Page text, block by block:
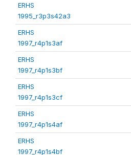
ERHS
1995_r3p3s42a3
ERHS
1997_r4p1s3af
ERHS
1997_r4p1s3bf
ERHS
1997_r4p1s3cf
ERHS
1997_r4p1s4af
ERHS
1997_r4p1s4bf